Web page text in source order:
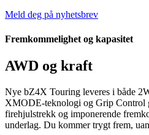
Meld deg på nyhetsbrev
Fremkommelighet og kapasitet
AWD og kraft
Nye bZ4X Touring leveres i både
XMODE-teknologi og Grip Control
firehjulstrekk og imponerende
underlag. Du kommer trygt frem,